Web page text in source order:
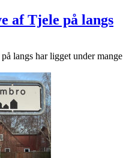
af Tjele på langs
langs har ligget under mange